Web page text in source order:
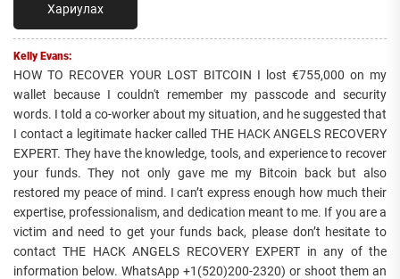
Хариулах
Kelly Evans:
HOW TO RECOVER YOUR LOST BITCOIN I lost €755,000 on my
wallet because I couldn't remember my passcode and security
words. I told a co-worker about my situation, and he suggested that
I contact a legitimate hacker called THE HACK ANGELS RECOVERY
EXPERT. They have the knowledge, tools, and experience to recover
your funds. They not only gave me my Bitcoin back but also
restored my peace of mind. I can’t express enough how much their
expertise, professionalism, and dedication meant to me. If you are a
victim and need to get your funds back, please don’t hesitate to
contact THE HACK ANGELS RECOVERY EXPERT in any of the
information below. WhatsApp +1(520)200-2320) or shoot them an